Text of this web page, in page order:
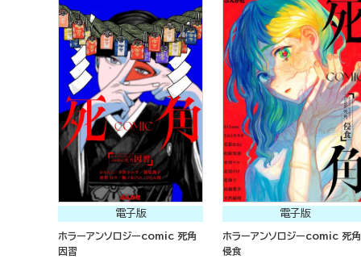
電子版
ホラーアンソロジーcomic 死角
因習
電子版
ホラーアンソロジーcomic 死角
侵食